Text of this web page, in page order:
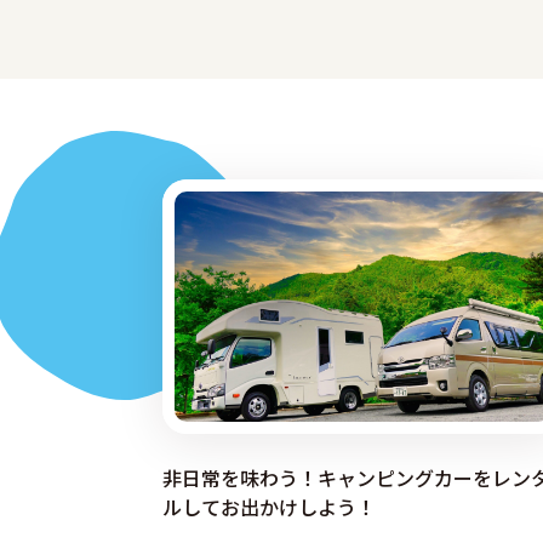
非日常を味わう！キャンピングカーをレン
ルしてお出かけしよう！